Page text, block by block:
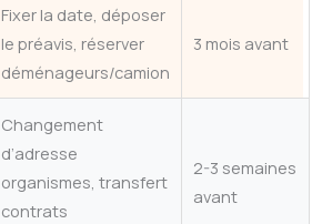
Fixer la date, déposer
le préavis, réserver
déménageurs/camion
3 mois avant
Changement
d’adresse
organismes, transfert
contrats
2-3 semaines
avant